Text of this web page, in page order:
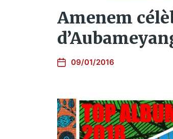
Amenem
09/01/2016